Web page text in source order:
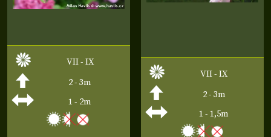
VII - IX
2 - 3m
1 - 2m
VII - IX
2 - 3m
1 - 1,5m